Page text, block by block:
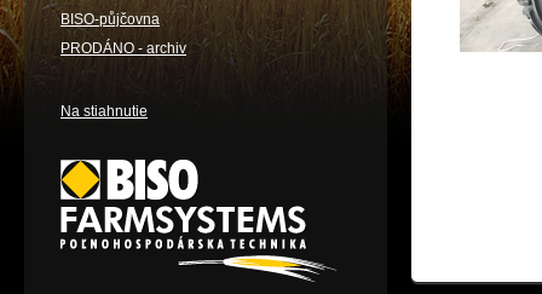
BISO-půjčovna
PRODÁNO - archiv
Na stiahnutie